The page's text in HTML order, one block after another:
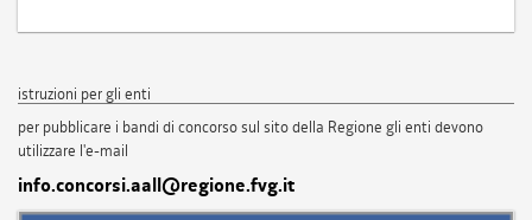
istruzioni per gli enti
per pubblicare i bandi di concorso sul sito della Regione gli enti devono
utilizzare l'e-mail
info.concorsi.aall@regione.fvg.it